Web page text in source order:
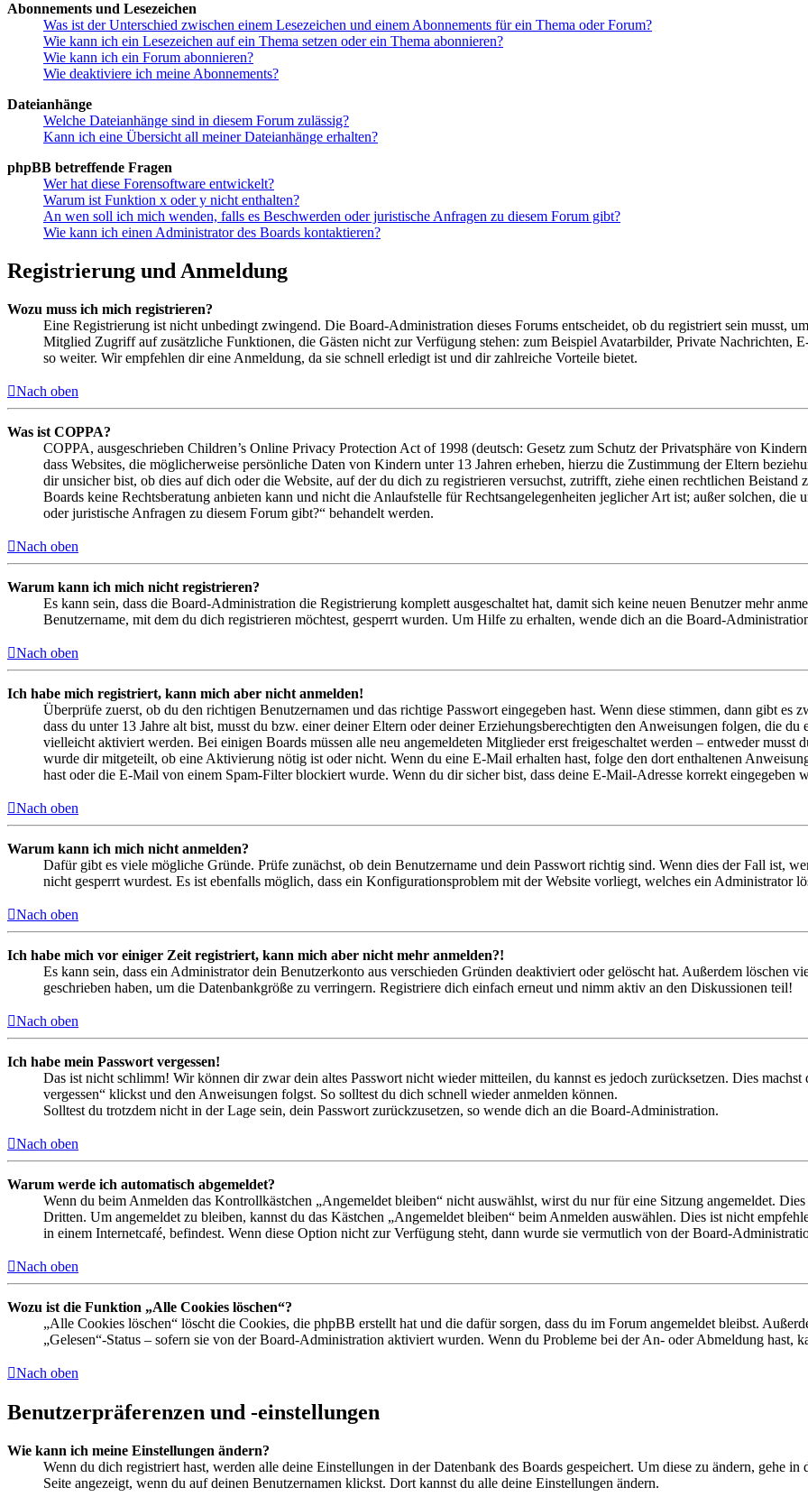
Abonnements und Lesezeichen
Was ist der Unterschied zwischen einem Lesezeichen und einem Abonnements für ein Thema oder Forum?
Wie kann ich ein Lesezeichen auf ein Thema setzen oder ein Thema abonnieren?
Wie kann ich ein Forum abonnieren?
Wie deaktiviere ich meine Abonnements?
Dateianhänge
Welche Dateianhänge sind in diesem Forum zulässig?
Kann ich eine Übersicht all meiner Dateianhänge erhalten?
phpBB betreffende Fragen
Wer hat diese Forensoftware entwickelt?
Warum ist Funktion x oder y nicht enthalten?
An wen soll ich mich wenden, falls es Beschwerden oder juristische Anfragen zu diesem Forum gibt?
Wie kann ich einen Administrator des Boards kontaktieren?
Registrierung und Anmeldung
Wozu muss ich mich registrieren?
Eine Registrierung ist nicht unbedingt zwingend. Die Board-Administration dieses Forums entscheidet, ob du registriert sein musst,
Mitglied Zugriff auf zusätzliche Funktionen, die Gästen nicht zur Verfügung stehen: zum Beispiel Avatarbilder, Private Nachrichten,
so weiter. Wir empfehlen dir eine Anmeldung, da sie schnell erledigt ist und dir zahlreiche Vorteile bietet.
Nach oben
Was ist COPPA?
COPPA, ausgeschrieben Children’s Online Privacy Protection Act of 1998 (deutsch: Gesetz zum Schutz der Privatsphäre von
dass Websites, die möglicherweise persönliche Daten von Kindern unter 13 Jahren erheben, hierzu die Zustimmung der Eltern
dir unsicher bist, ob dies auf dich oder die Website, auf der du dich zu registrieren versuchst, zutrifft, ziehe einen rechtlichen
Boards keine Rechtsberatung anbieten kann und nicht die Anlaufstelle für Rechtsangelegenheiten jeglicher Art ist; außer solchen,
oder juristische Anfragen zu diesem Forum gibt?“ behandelt werden.
Nach oben
Warum kann ich mich nicht registrieren?
Es kann sein, dass die Board-Administration die Registrierung komplett ausgeschaltet hat, damit sich keine neuen Benutzer mehr
Benutzername, mit dem du dich registrieren möchtest, gesperrt wurden. Um Hilfe zu erhalten, wende dich an die Board-
Nach oben
Ich habe mich registriert, kann mich aber nicht anmelden!
Überprüfe zuerst, ob du den richtigen Benutzernamen und das richtige Passwort eingegeben hast. Wenn diese stimmen, dann gibt es
dass du unter 13 Jahre alt bist, musst du bzw. einer deiner Eltern oder deiner Erziehungsberechtigten den Anweisungen folgen, die
vielleicht aktiviert werden. Bei einigen Boards müssen alle neu angemeldeten Mitglieder erst freigeschaltet werden – entweder musst
wurde dir mitgeteilt, ob eine Aktivierung nötig ist oder nicht. Wenn du eine E-Mail erhalten hast, folge den dort enthaltenen
hast oder die E-Mail von einem Spam-Filter blockiert wurde. Wenn du dir sicher bist, dass deine E-Mail-Adresse korrekt eingegeben
Nach oben
Warum kann ich mich nicht anmelden?
Dafür gibt es viele mögliche Gründe. Prüfe zunächst, ob dein Benutzername und dein Passwort richtig sind. Wenn dies der Fall ist,
nicht gesperrt wurdest. Es ist ebenfalls möglich, dass ein Konfigurationsproblem mit der Website vorliegt, welches ein Administrator
Nach oben
Ich habe mich vor einiger Zeit registriert, kann mich aber nicht mehr anmelden?!
Es kann sein, dass ein Administrator dein Benutzerkonto aus verschieden Gründen deaktiviert oder gelöscht hat. Außerdem löschen
geschrieben haben, um die Datenbankgröße zu verringern. Registriere dich einfach erneut und nimm aktiv an den Diskussionen teil!
Nach oben
Ich habe mein Passwort vergessen!
Das ist nicht schlimm! Wir können dir zwar dein altes Passwort nicht wieder mitteilen, du kannst es jedoch zurücksetzen. Dies
vergessen“ klickst und den Anweisungen folgst. So solltest du dich schnell wieder anmelden können.
Solltest du trotzdem nicht in der Lage sein, dein Passwort zurückzusetzen, so wende dich an die Board-Administration.
Nach oben
Warum werde ich automatisch abgemeldet?
Wenn du beim Anmelden das Kontrollkästchen „Angemeldet bleiben“ nicht auswählst, wirst du nur für eine Sitzung angemeldet.
Dritten. Um angemeldet zu bleiben, kannst du das Kästchen „Angemeldet bleiben“ beim Anmelden auswählen. Dies ist nicht
in einem Internetcafé, befindest. Wenn diese Option nicht zur Verfügung steht, dann wurde sie vermutlich von der Board-
Nach oben
Wozu ist die Funktion „Alle Cookies löschen“?
„Alle Cookies löschen“ löscht die Cookies, die phpBB erstellt hat und die dafür sorgen, dass du im Forum angemeldet bleibst.
„Gelesen“-Status – sofern sie von der Board-Administration aktiviert wurden. Wenn du Probleme bei der An- oder Abmeldung hast,
Nach oben
Benutzerpräferenzen und -einstellungen
Wie kann ich meine Einstellungen ändern?
Wenn du dich registriert hast, werden alle deine Einstellungen in der Datenbank des Boards gespeichert. Um diese zu ändern, gehe
Seite angezeigt, wenn du auf deinen Benutzernamen klickst. Dort kannst du alle deine Einstellungen ändern.